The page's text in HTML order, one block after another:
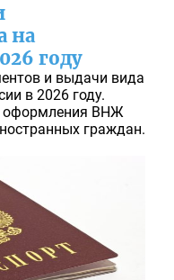
на
году
и выдачи вида
в 2026 году.
оформления ВНЖ
граждан.